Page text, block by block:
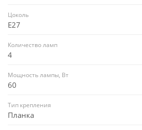
Цоколь
E27
Количество ламп
4
Мощность лампы, Вт
60
Тип крепления
Планка